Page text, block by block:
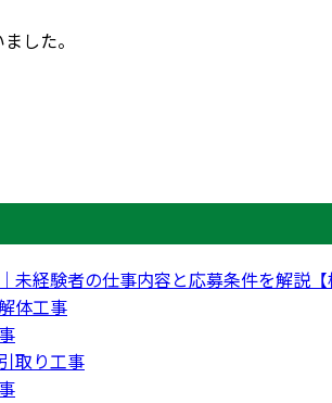
した。
未経験者の仕事内容と応募条件を解説【
体工事
取り工事